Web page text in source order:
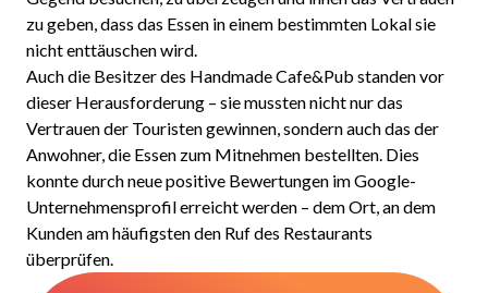
zu geben, dass das Essen in einem bestimmten Lokal sie
nicht enttäuschen wird.
Auch die Besitzer des Handmade Cafe&Pub standen vor
dieser Herausforderung – sie mussten nicht nur das
Vertrauen der Touristen gewinnen, sondern auch das der
Anwohner, die Essen zum Mitnehmen bestellten. Dies
konnte durch neue positive Bewertungen im Google-
Unternehmensprofil erreicht werden – dem Ort, an dem
Kunden am häufigsten den Ruf des Restaurants
überprüfen.